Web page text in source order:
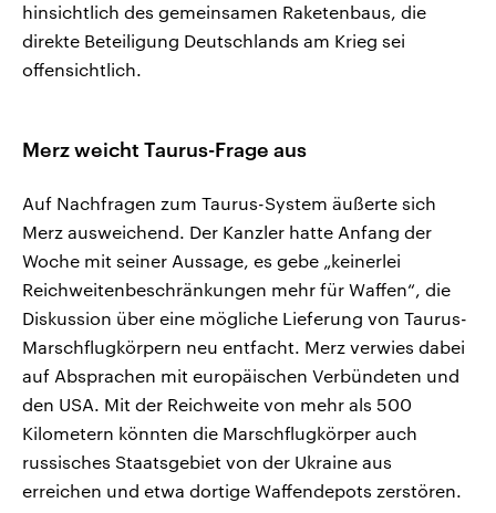
hinsichtlich des gemeinsamen Raketenbaus, die
direkte Beteiligung Deutschlands am Krieg sei
offensichtlich.
Merz weicht Taurus-Frage aus
Auf Nachfragen zum Taurus-System äußerte sich
Merz ausweichend. Der Kanzler hatte Anfang der
Woche mit seiner Aussage, es gebe „keinerlei
Reichweitenbeschränkungen mehr für Waffen“, die
Diskussion über eine mögliche Lieferung von Taurus-
Marschflugkörpern neu entfacht. Merz verwies dabei
auf Absprachen mit europäischen Verbündeten und
den USA. Mit der Reichweite von mehr als 500
Kilometern könnten die Marschflugkörper auch
russisches Staatsgebiet von der Ukraine aus
erreichen und etwa dortige Waffendepots zerstören.